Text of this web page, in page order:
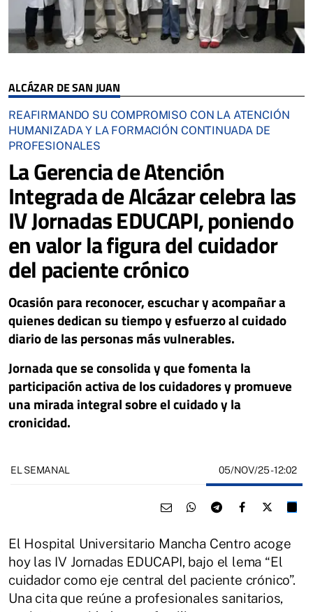
ALCÁZAR DE SAN JUAN
REAFIRMANDO SU COMPROMISO CON LA ATENCIÓN
HUMANIZADA Y LA FORMACIÓN CONTINUADA DE
PROFESIONALES
La Gerencia de Atención
Integrada de Alcázar celebra las
IV Jornadas EDUCAPI, poniendo
en valor la figura del cuidador
del paciente crónico
Ocasión para reconocer, escuchar y acompañar a
quienes dedican su tiempo y esfuerzo al cuidado
diario de las personas más vulnerables.
Jornada que se consolida y que fomenta la
participación activa de los cuidadores y promueve
una mirada integral sobre el cuidado y la
cronicidad.
EL SEMANAL 05/NOV/25- 12:02
El Hospital Universitario Mancha Centro acoge
hoy las IV Jornadas EDUCAPI, bajo el lema “El
cuidador como eje central del paciente crónico”.
Una cita que reúne a profesionales sanitarios,